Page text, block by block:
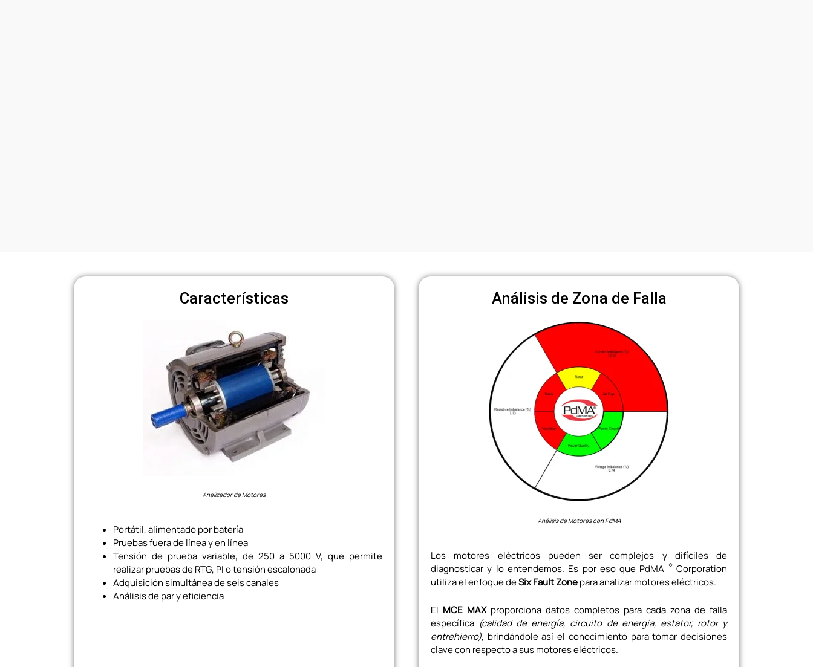
Características
Analizador de Motores
Portátil, alimentado por batería
Pruebas fuera de línea y en línea
Tensión de prueba variable, de 250 a 5000 V, que permite
realizar pruebas de RTG, PI o tensión escalonada
Adquisición simultánea de seis canales
Análisis de par y eficiencia
Análisis de Zona de Falla​
Análisis de Motores con PdMA
Los motores eléctricos pueden ser complejos y difíciles de
diagnosticar y lo entendemos. Es por eso que PdMA ®Corporation
utiliza el enfoque deSix Fault Zonepara analizar motores eléctricos.
El MCE MAXproporciona datos completos para cada zona de falla
específica (calidad de energía, circuito de energía, estator, rotor y
entrehierro), brindándole así el conocimiento para tomar decisiones
clave con respecto a sus motores eléctricos.